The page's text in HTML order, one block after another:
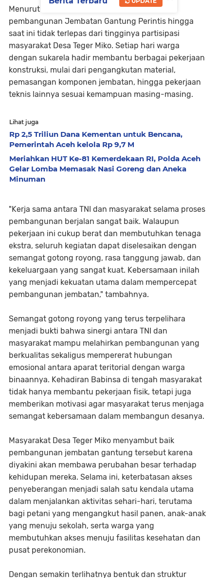
Menurut Pelda Ahmad Saan, keberhasilan
pembangunan Jembatan Gantung Perintis hingga
saat ini tidak terlepas dari tingginya partisipasi
masyarakat Desa Teger Miko. Setiap hari warga
dengan sukarela hadir membantu berbagai pekerjaan
konstruksi, mulai dari pengangkutan material,
pemasangan komponen jembatan, hingga pekerjaan
teknis lainnya sesuai kemampuan masing-masing.
Lihat juga
Rp 2,5 Triliun Dana Kementan untuk Bencana,
Pemerintah Aceh kelola Rp 9,7 M
Meriahkan HUT Ke-81 Kemerdekaan RI, Polda Aceh
Gelar Lomba Memasak Nasi Goreng dan Aneka
Minuman
"Kerja sama antara TNI dan masyarakat selama proses
pembangunan berjalan sangat baik. Walaupun
pekerjaan ini cukup berat dan membutuhkan tenaga
ekstra, seluruh kegiatan dapat diselesaikan dengan
semangat gotong royong, rasa tanggung jawab, dan
kekeluargaan yang sangat kuat. Kebersamaan inilah
yang menjadi kekuatan utama dalam mempercepat
pembangunan jembatan," tambahnya.
Semangat gotong royong yang terus terpelihara
menjadi bukti bahwa sinergi antara TNI dan
masyarakat mampu melahirkan pembangunan yang
berkualitas sekaligus mempererat hubungan
emosional antara aparat teritorial dengan warga
binaannya. Kehadiran Babinsa di tengah masyarakat
tidak hanya membantu pekerjaan fisik, tetapi juga
memberikan motivasi agar masyarakat terus menjaga
semangat kebersamaan dalam membangun desanya.
Masyarakat Desa Teger Miko menyambut baik
pembangunan jembatan gantung tersebut karena
diyakini akan membawa perubahan besar terhadap
kehidupan mereka. Selama ini, keterbatasan akses
penyeberangan menjadi salah satu kendala utama
dalam menjalankan aktivitas sehari-hari, terutama
bagi petani yang mengangkut hasil panen, anak-anak
yang menuju sekolah, serta warga yang
membutuhkan akses menuju fasilitas kesehatan dan
pusat perekonomian.
Dengan semakin terlihatnya bentuk dan struktur